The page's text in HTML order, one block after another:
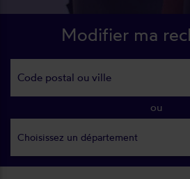
Modifier ma
ou
Choisissez un département